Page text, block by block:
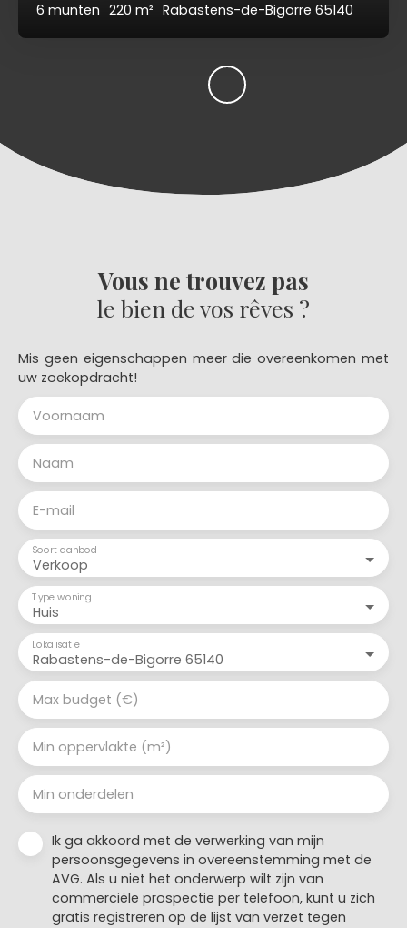
6 munten 220 m² Rabastens-de-Bigorre 65140
Vous ne trouvez pas
le bien de vos rêves ?
Mis geen eigenschappen meer die overeenkomen met
uw zoekopdracht!
Voornaam
Naam
E-mail
Verkoop
Soort aanbod
Huis
Type woning
Rabastens-de-Bigorre 65140
Lokalisatie
Max budget (€)
Min oppervlakte (m²)
Min onderdelen
Ik ga akkoord met de verwerking van mijn
persoonsgegevens in overeenstemming met de
AVG. Als u niet het onderwerp wilt zijn van
commerciële prospectie per telefoon, kunt u zich
gratis registreren op de lijst van verzet tegen